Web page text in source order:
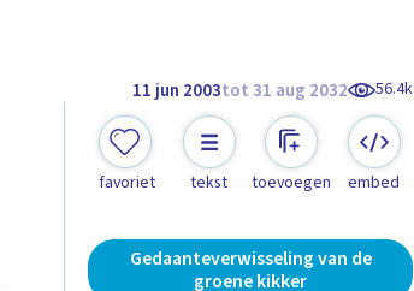
11 jun 2003tot 31 aug 2032 56.4k
favoriet tekst toevoegen embed
Gedaanteverwisseling van de
groene kikker